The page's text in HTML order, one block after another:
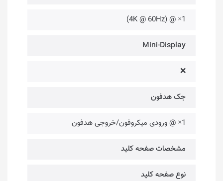
1× @ (4K @ 60Hz)
Mini-Display
❌
جک هدفون
1× @ ورودی میکروفون/خروجی هدفون
مشخصات صفحه کلید
نوع صفحه کلید